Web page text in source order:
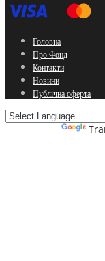
Головна
Про Фонд
Контакти
Новини
Публічна оферта